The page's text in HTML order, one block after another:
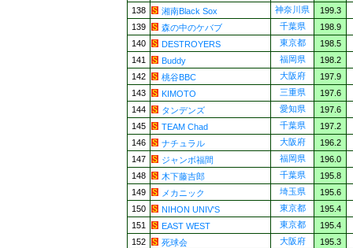
138
湘南Black Sox 神奈川県
199.3
139
森の中のケバブ 千葉県
198.9
140
DESTROYERS 東京都
198.5
141
Buddy 福岡県
198.2
142
桃谷BBC 大阪府
197.9
143
KIMOTO 三重県
197.6
144
タンデンズ 愛知県
197.6
145
TEAM Chad 千葉県
197.2
146
ナチュラル 大阪府
196.2
147
ジャンボ福間 福岡県
196.0
148
木下藤吉郎 千葉県
195.8
149
メカニック 埼玉県
195.6
150
NIHON UNIV'S 東京都
195.4
151
EAST WEST 東京都
195.4
152
死球会 大阪府
195.3